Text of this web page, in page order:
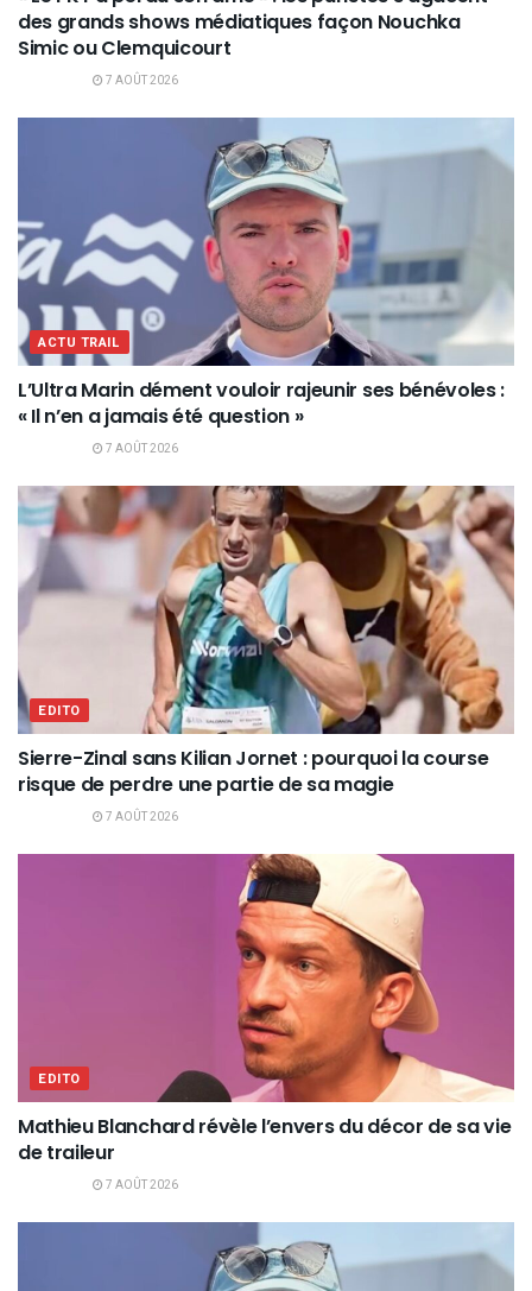
des grands shows médiatiques façon Nouchka
Simic ou Clemquicourt
7 AOÛT 2026
ACTU TRAIL
L’Ultra Marin dément vouloir rajeunir ses bénévoles :
« Il n’en a jamais été question »
7 AOÛT 2026
EDITO
Sierre-Zinal sans Kilian Jornet : pourquoi la course
risque de perdre une partie de sa magie
7 AOÛT 2026
EDITO
Mathieu Blanchard révèle l’envers du décor de sa vie
de traileur
7 AOÛT 2026